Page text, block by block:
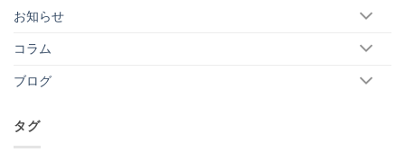
お知らせ
コラム
ブログ
タグ